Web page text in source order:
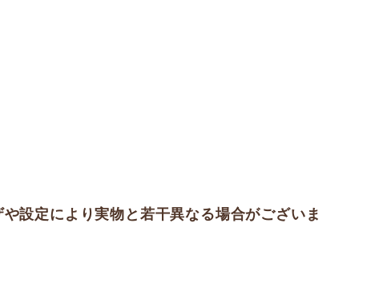
設定により実物と若干異なる場合がございま